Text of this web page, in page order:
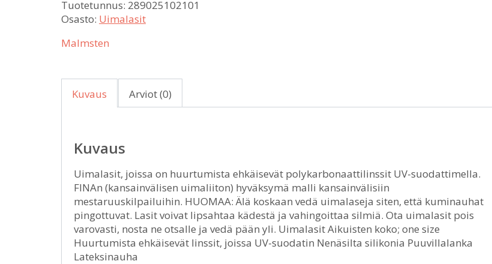
Tuotetunnus: 289025102101
Osasto: Uimalasit
Malmsten
Kuvaus Arviot (0)
Kuvaus
Uimalasit, joissa on huurtumista ehkäisevät polykarbonaattilinssit UV-suodattimella.
FINAn (kansainvälisen uimaliiton) hyväksymä malli kansainvälisiin
mestaruuskilpailuihin. HUOMAA: Älä koskaan vedä uimalaseja siten, että kuminauhat
pingottuvat. Lasit voivat lipsahtaa kädestä ja vahingoittaa silmiä. Ota uimalasit pois
varovasti, nosta ne otsalle ja vedä pään yli. Uimalasit Aikuisten koko; one size
Huurtumista ehkäisevät linssit, joissa UV-suodatin Nenäsilta silikonia Puuvillalanka
Lateksinauha